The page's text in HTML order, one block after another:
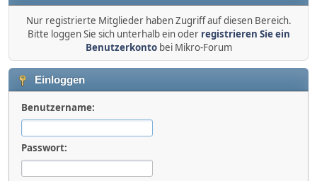
Nur registrierte Mitglieder haben Zugriff auf diesen Bereich.
Bitte loggen Sie sich unterhalb ein oder registrieren Sie ein
Benutzerkontobei Mikro-Forum
Einloggen
Benutzername:
Passwort: